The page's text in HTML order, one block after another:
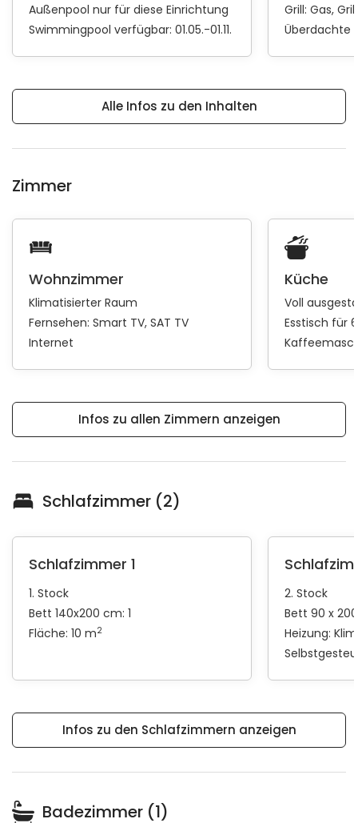
Außenpool nur für diese Einrichtung
Swimmingpool verfügbar: 01.05.-01.11.
Grill: Gas
Überdachte
Alle Infos zu den Inhalten
Zimmer
Wohnzimmer
Klimatisierter Raum
Fernsehen: Smart TV SAT TV
Internet
Küche
Voll
Esstisch für
Infos zu allen Zimmern anzeigen
Schlafzimmer (2)
Schlafzimmer 1
1. Stock
Bett 140x200 cm: 1
Fläche: 10 m2
2. Stock
Bett 90 x
Heizung:
Infos zu den Schlafzimmern anzeigen
Badezimmer (1)